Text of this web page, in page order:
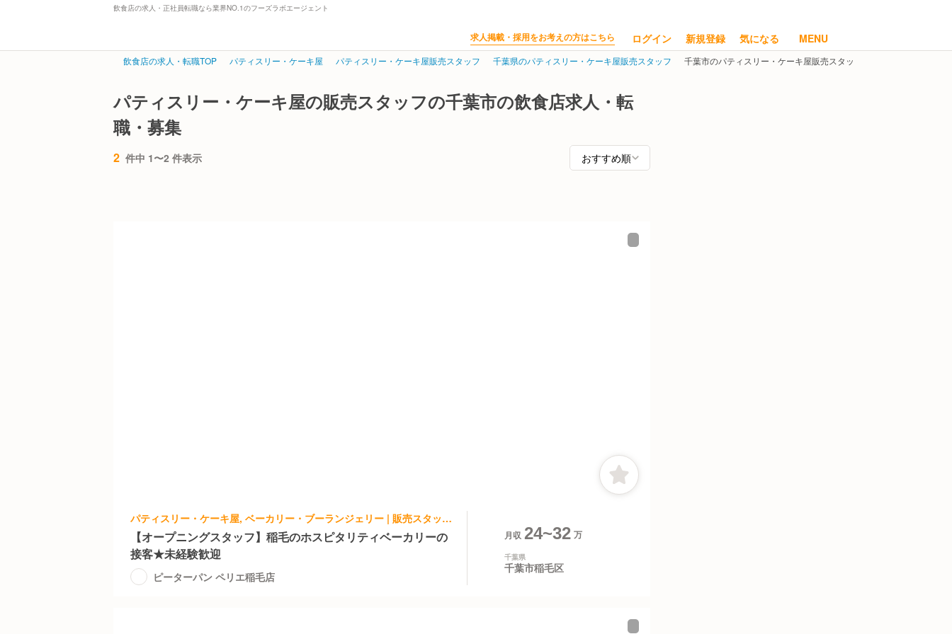
飲食店の求人・正社員転職なら業界NO.1のフーズラボエージェント
求人掲載・採用をお考えの方はこちら ログイン 新規登録 気になる MENU
飲食店の求人・転職TOP パティスリー・ケーキ屋 パティスリー・ケーキ屋販売スタッフ 千葉県のパティスリー・ケーキ屋販売スタッフ 千葉市のパティスリー・ケーキ屋販売スタッフの求人・転職情報
パティスリー・ケーキ屋の販売スタッフの千葉市の飲食店求人・転
職・募集
2 件中 1〜2 件表示
パティスリー・ケーキ屋, ベーカリー・ブーランジェリー | 販売スタッフ | ピーターパン ペリエ稲毛店
【オープニングスタッフ】稲毛のホスピタリティベーカリーの
接客★未経験歓迎
ピーターパン ペリエ稲毛店
月収 24~32
千葉県
千葉市稲毛区